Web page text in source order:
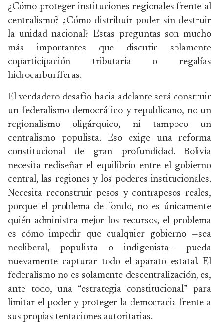
¿Cómo proteger instituciones regionales frente al
centralismo? ¿Cómo distribuir poder sin destruir
la unidad nacional? Estas preguntas son mucho
más importantes que discutir solamente
coparticipación tributaria o regalías
hidrocarburíferas.
El verdadero desafío hacia adelante será construir
un federalismo democrático y republicano, no un
regionalismo oligárquico, ni tampoco un
centralismo populista. Eso exige una reforma
constitucional de gran profundidad. Bolivia
necesita rediseñar el equilibrio entre el gobierno
central, las regiones y los poderes institucionales.
Necesita reconstruir pesos y contrapesos reales,
porque el problema de fondo, no es únicamente
quién administra mejor los recursos, el problema
es cómo impedir que cualquier gobierno —sea
neoliberal, populista o indigenista— pueda
nuevamente capturar todo el aparato estatal. El
federalismo no es solamente descentralización, es,
ante todo, una “estrategia constitucional” para
limitar el poder y proteger la democracia frente a
sus propias tentaciones autoritarias.